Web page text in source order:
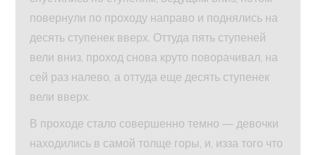
повернули по проходу направо и поднялись на
десять ступенек вверх. Оттуда пять ступеней
вели вниз, проход снова круто поворачивал, на
сей раз налево, а оттуда еще десять ступенек
вели вверх.
В проходе стало совершенно темно — девочки
находились в самой толще горы, и, изза того что